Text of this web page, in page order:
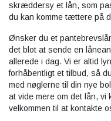
skræddersy et lån, som
du kan komme tættere på
Ønsker du et
det blot at sende en
allerede i dag. Vi er altid
forhåbentligt et tilbud, så
med nøglerne til din nye
at vide mere om det lån, vi
velkommen til at kontakte